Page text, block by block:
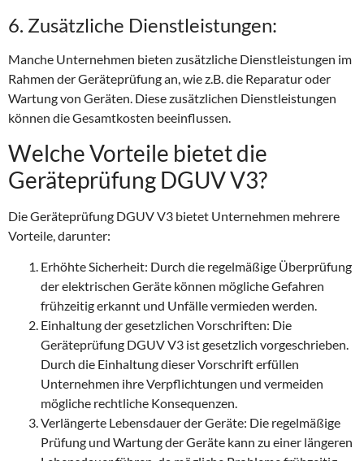
6. Zusätzliche Dienstleistungen:
Manche Unternehmen bieten zusätzliche Dienstleistungen im
Rahmen der Geräteprüfung an, wie z.B. die Reparatur oder
Wartung von Geräten. Diese zusätzlichen Dienstleistungen
können die Gesamtkosten beeinflussen.
Welche Vorteile bietet die
Geräteprüfung DGUV V3?
Die Geräteprüfung DGUV V3 bietet Unternehmen mehrere
Vorteile, darunter:
Erhöhte Sicherheit: Durch die regelmäßige Überprüfung
der elektrischen Geräte können mögliche Gefahren
frühzeitig erkannt und Unfälle vermieden werden.
Einhaltung der gesetzlichen Vorschriften: Die
Geräteprüfung DGUV V3 ist gesetzlich vorgeschrieben.
Durch die Einhaltung dieser Vorschrift erfüllen
Unternehmen ihre Verpflichtungen und vermeiden
mögliche rechtliche Konsequenzen.
Verlängerte Lebensdauer der Geräte: Die regelmäßige
Prüfung und Wartung der Geräte kann zu einer längeren